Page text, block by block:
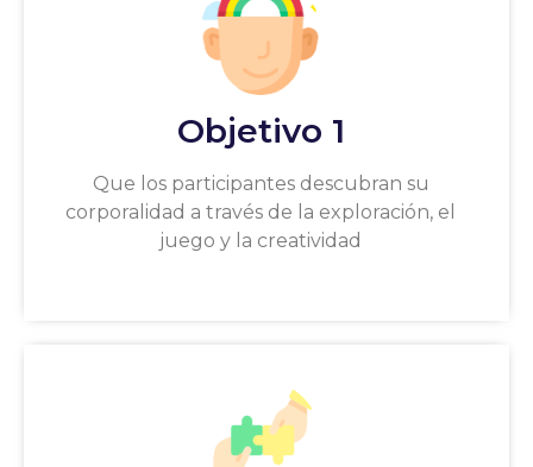
Objetivo 1
Que los participantes descubran su
corporalidad a través de la exploración, el
juego y la creatividad